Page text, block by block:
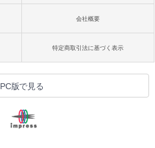
会社概要
特定商取引法に基づく表示
PC版で見る